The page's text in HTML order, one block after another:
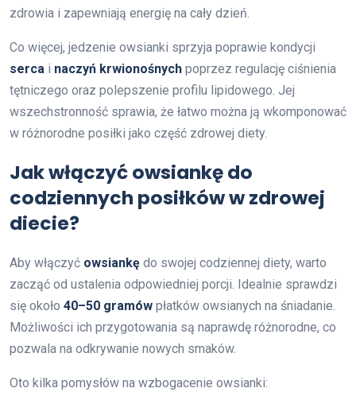
zdrowia i zapewniają energię na cały dzień.
Co więcej, jedzenie owsianki sprzyja poprawie kondycji
serca i naczyń krwionośnych poprzez regulację ciśnienia
tętniczego oraz polepszenie profilu lipidowego. Jej
wszechstronność sprawia, że łatwo można ją wkomponować
w różnorodne posiłki jako część zdrowej diety.
Jak włączyć owsiankę do
codziennych posiłków w zdrowej
diecie?
Aby włączyć owsiankę do swojej codziennej diety, warto
zacząć od ustalenia odpowiedniej porcji. Idealnie sprawdzi
się około 40–50 gramów płatków owsianych na śniadanie.
Możliwości ich przygotowania są naprawdę różnorodne, co
pozwala na odkrywanie nowych smaków.
Oto kilka pomysłów na wzbogacenie owsianki: